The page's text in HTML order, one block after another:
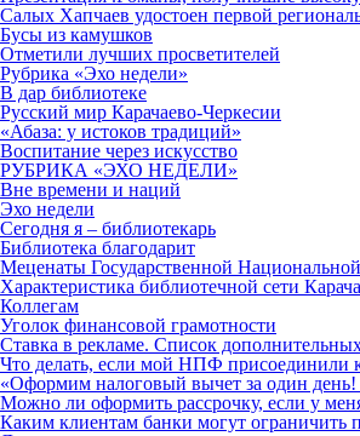
Салых Хапчаев удостоен первой
Бусы из камушков
Отметили лучших просветителей
Рубрика «Эхо недели»
В дар библиотеке
Русский мир Карачаево-Черкесии
«Абаза: у истоков традиций»
Воспитание через искусство
РУБРИКА «ЭХО НЕДЕЛИ»
Вне времени и наций
Эхо недели
Сегодня я – библиотекарь
Библиотека благодарит
Меценаты Государственной
Характеристика библиотечной сети
Коллегам
Уголок финансовой грамотности
Ставка в рекламе. Список
Что делать, если мой НПФ присоединили
«Оформим налоговый вычет за один день!
Можно ли оформить рассрочку, если у
Каким клиентам банки могут ограничить